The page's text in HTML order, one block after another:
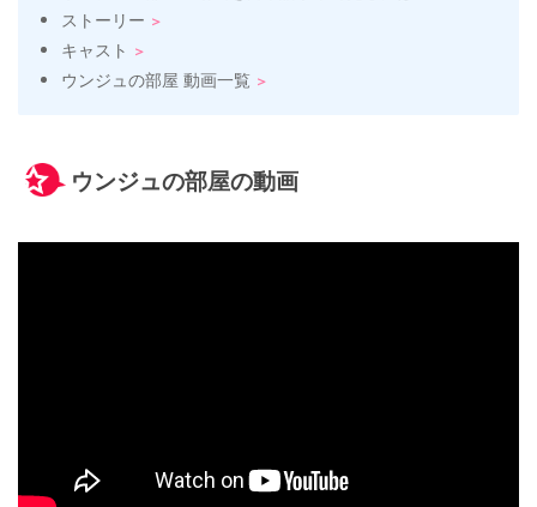
ストーリー
キャスト
ウンジュの部屋 動画一覧
ウンジュの部屋の動画